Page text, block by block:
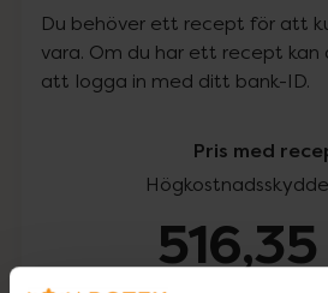
Du behöver ett recept för att
vara. Om du har ett recept kan
att logga in med ditt bank-ID.
Pris med